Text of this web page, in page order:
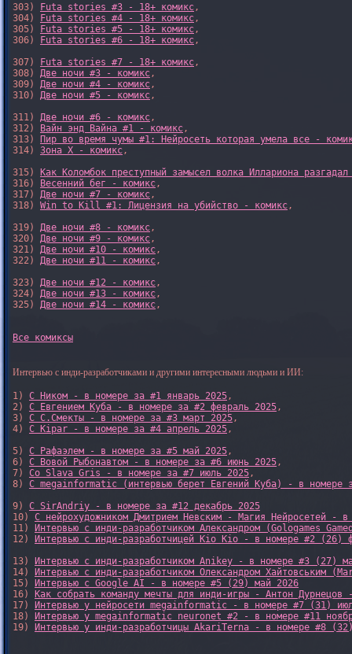
303)
Futa stories #3 - 18+ комикс,
304)
Futa stories #4 - 18+ комикс,
305)
Futa stories #5 - 18+ комикс,
306)
Futa stories #6 - 18+ комикс,
307)
Futa stories #7 - 18+ комикс,
308) Две ночи #3 - комикс,
309) Две ночи #4 - комикс,
310) Две ночи #5 - комикс,
311) Две ночи #6 - комикс,
312)
Вайн энд Вайна #1 - комикс,
313)
Пир во время чумы #1: Нейросеть которая умела все -
314) Зона X - комикс,
315)
Как Коломбок преступный замысел волка Иллариона
316)
Весенний бег - комикс,
317) Две ночи #7 - комикс,
318) Win to Kill #1: Лицензия на убийство - комикс,
319) Две ночи #8 - комикс,
320) Две ночи #9 - комикс,
321) Две ночи #10 - комикс,
322) Две ночи #11 - комикс,
323) Две ночи #12 - комикс,
324) Две ночи #13 - комикс,
325) Две ночи #14 - комикс,
Все комиксы
Интервью с инди-разработчиками и другими интересными людьми и ИИ:
1) С Ником - в номере за #1 январь 2025,
2) С Евгением Куба - в номере за #2 февраль 2025,
3) С С.Смекты - в номере за #3 март 2025,
4) С Kipar - в номере за #4 апрель 2025,
5) С Рафаэлем - в номере за #5 май 2025,
6) С Вовой Рыбонавтом - в номере за #6 июнь 2025,
7) Со Slava Gris - в номере за #7 июль 2025,
8) С megainformatic (интервью берет Евгений Куба) - в номере
9) С SirAndriy - в номере за #12 декабрь 2025
10) С нейрохудожником Дмитрием Невским - Магия Нейросетей -
11)
Интервью с инди-разработчиком Александром (Gologames
12)
Интервью с инди-разработчицей Kio Kio - в номере #2 (26)
13)
Интервью с инди-разработчиком Anikey - в номере #3 (27)
14)
Интервью с инди-разработчиком Олександром Хайтовським
15)
Интервью с Google AI - в номере #5 (29) май 2026
16)
Как собрать команду мечты для инди-игры - Антон
17)
Интервью у нейросети megainformatic - в номере #7 (31)
18)
Интервью у megainformatic neuronet #2 - в номере #11
19)
Интервью у инди-разработчицы AkariTerna - в номере #8